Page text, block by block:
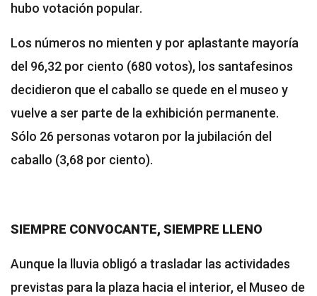
hubo votación popular.
Los números no mienten y por aplastante mayoría
del 96,32 por ciento (680 votos), los santafesinos
decidieron que el caballo se quede en el museo y
vuelve a ser parte de la exhibición permanente.
Sólo 26 personas votaron por la jubilación del
caballo (3,68 por ciento).
SIEMPRE CONVOCANTE, SIEMPRE LLENO
Aunque la lluvia obligó a trasladar las actividades
previstas para la plaza hacia el interior, el Museo de